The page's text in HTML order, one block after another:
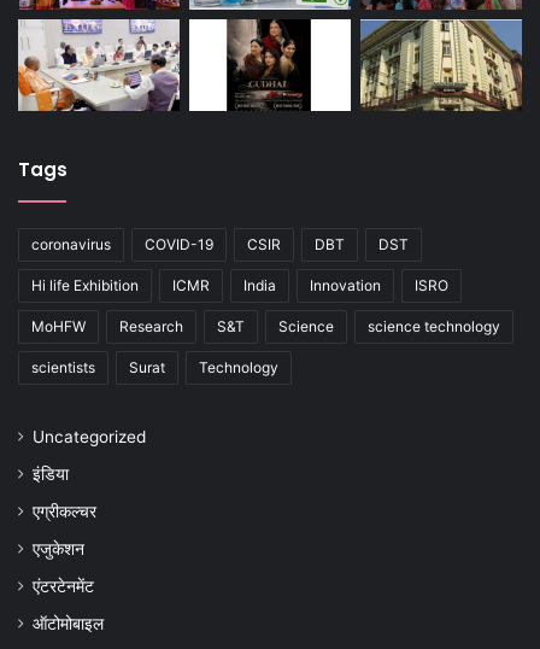
Tags
coronavirus COVID-19 CSIR DBT DST
Hi life Exhibition ICMR India Innovation ISRO
MoHFW Research S&T Science science technology
scientists Surat Technology
Uncategorized
इंडिया
एग्रीकल्चर
एजुकेशन
एंटरटेनमेंट
ऑटोमोबाइल